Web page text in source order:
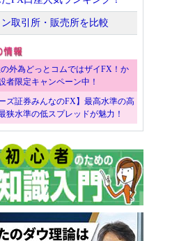
取引所・販売所を比較
外為どっとコムではザイFX！か
者限定キャンペーン中！
ズ証券みんなのFX】最高水準の高
狭水準の低スプレッドが魅力！